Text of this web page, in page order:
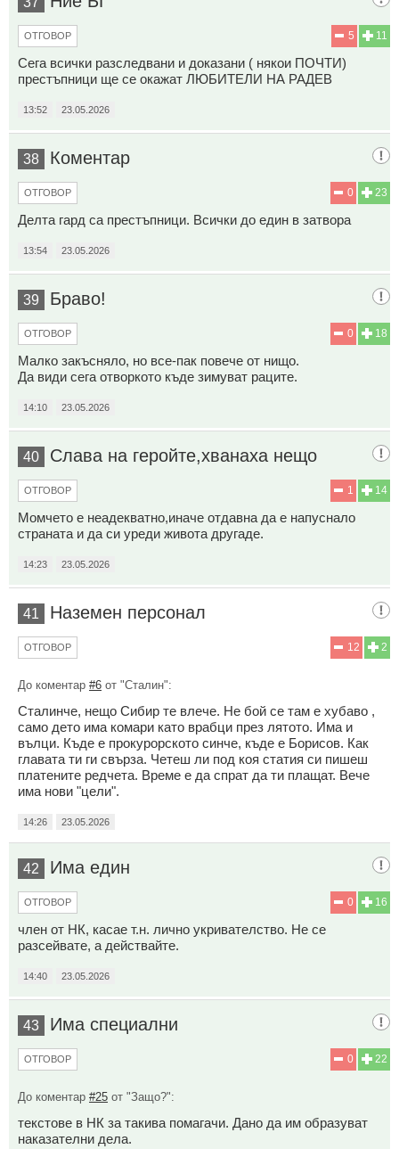
11
5
ОТГОВОР
Сега всички разследвани и доказани ( някои ПОЧТИ)
престъпници ще се окажат ЛЮБИТЕЛИ НА РАДЕВ
13:52 23.05.2026
38 Коментар
23
0
ОТГОВОР
Делта гард са престъпници. Всички до един в затвора
13:54 23.05.2026
39 Браво!
18
0
ОТГОВОР
Малко закъсняло, но все-пак повече от нищо.
Да види сега отворкото къде зимуват раците.
14:10 23.05.2026
40 Слава на геройте,хванаха нещо
14
1
ОТГОВОР
Момчето е неадекватно,иначе отдавна да е напуснало
страната и да си уреди живота другаде.
14:23 23.05.2026
41 Наземен персонал
2
12
ОТГОВОР
До коментар #6 от "Сталин":
Сталинче, нещо Сибир те влече. Не бой се там е хубаво ,
само дето има комари като врабци през лятото. Има и
вълци. Къде е прокурорското синче, къде е Борисов. Как
главата ти ги свърза. Четеш ли под коя статия си пишеш
платените редчета. Време е да спрат да ти плащат. Вече
има нови "цели".
14:26 23.05.2026
42 Има един
16
0
ОТГОВОР
член от НК, касае т.н. лично укривателство. Не се
разсейвате, а действайте.
14:40 23.05.2026
43 Има специални
22
0
ОТГОВОР
До коментар #25 от "Защо?":
текстове в НК за такива помагачи. Дано да им образуват
наказателни дела.